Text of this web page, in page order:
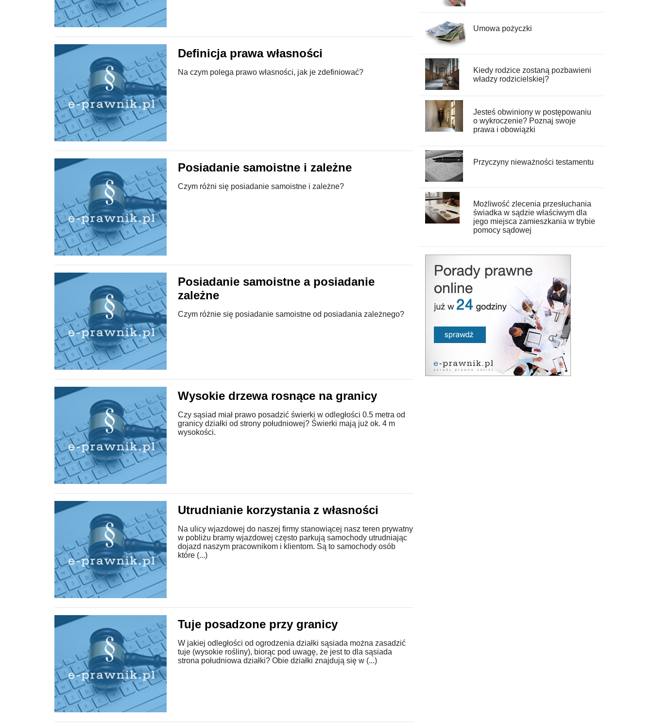
Definicja prawa własności
Na czym polega prawo własności, jak je zdefiniować?
Posiadanie samoistne i zależne
Czym różni się posiadanie samoistne i zależne?
Posiadanie samoistne a posiadanie
zależne
Czym różnie się posiadanie samoistne od posiadania zależnego?
Wysokie drzewa rosnące na granicy
Czy sąsiad miał prawo posadzić świerki w odległości 0.5 metra od
granicy działki od strony południowej? Świerki mają już ok. 4 m
wysokości.
Utrudnianie korzystania z własności
Na ulicy wjazdowej do naszej firmy stanowiącej nasz teren prywatny
w pobliżu bramy wjazdowej często parkują samochody utrudniając
dojazd naszym pracownikom i klientom. Są to samochody osób
które (...)
Tuje posadzone przy granicy
W jakiej odległości od ogrodzenia działki sąsiada można zasadzić
tuje (wysokie rośliny), biorąc pod uwagę, że jest to dla sąsiada
strona południowa działki? Obie działki znajdują się w (...)
Umowa pożyczki
Kiedy rodzice zostaną pozbawieni
władzy rodzicielskiej?
Jesteś obwiniony w postępowaniu
o wykroczenie? Poznaj swoje
prawa i obowiązki
Przyczyny nieważności testamentu
Możliwość zlecenia przesłuchania
świadka w sądzie właściwym dla
jego miejsca zamieszkania w trybie
pomocy sądowej